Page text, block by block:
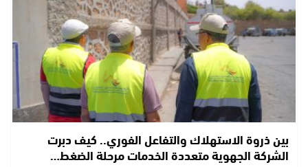
بين ذروة الاستهلاك والتفاعل الفوري.. كيف دبرت
الشركة الجهوية متعددة الخدمات مرحلة الضغط…